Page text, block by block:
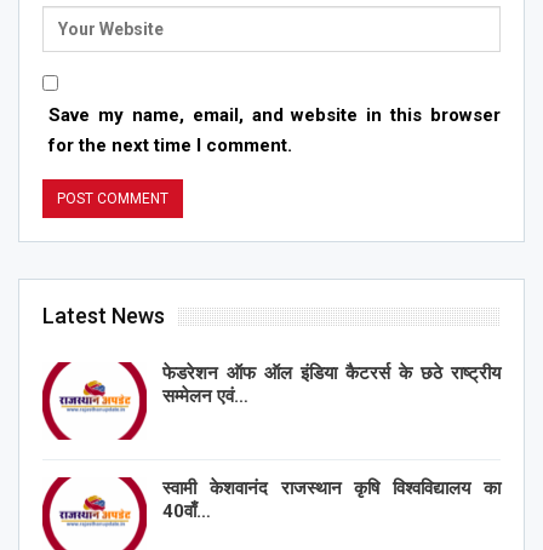
Save my name, email, and website in this browser
for the next time I comment.
Latest News
फेडरेशन ऑफ ऑल इंडिया कैटरर्स के छठे राष्ट्रीय
सम्मेलन एवं…
स्वामी केशवानंद राजस्थान कृषि विश्वविद्यालय का
40वाँ…